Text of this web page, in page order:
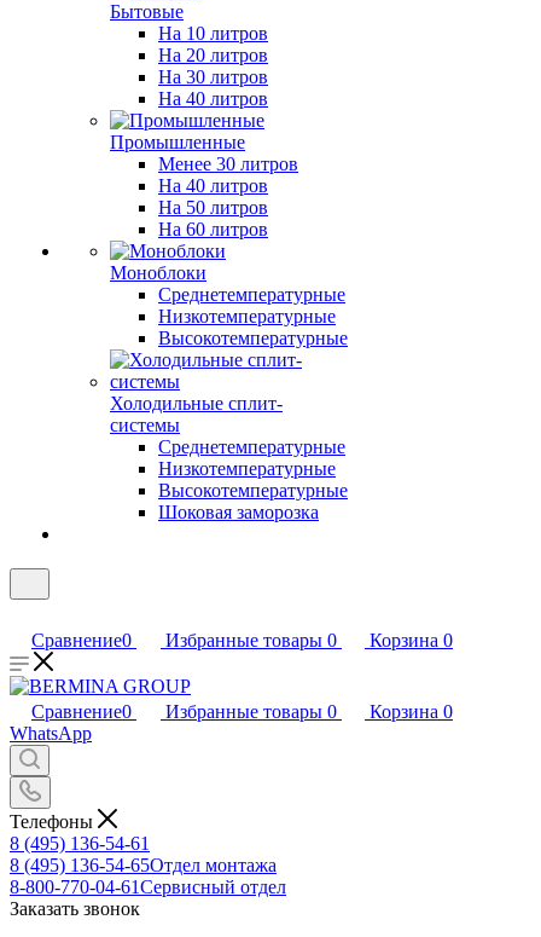
Бытовые
На 10 литров
На 20 литров
На 30 литров
На 40 литров
Промышленные
Менее 30 литров
На 40 литров
На 50 литров
На 60 литров
Моноблоки
Среднетемпературные
Низкотемпературные
Высокотемпературные
Холодильные сплит-
системы
Среднетемпературные
Низкотемпературные
Высокотемпературные
Шоковая заморозка
Сравнение0 Избранные товары 0 Корзина 0
Сравнение0 Избранные товары 0 Корзина 0
WhatsApp
Телефоны
8 (495) 136-54-61
8 (495) 136-54-65Отдел монтажа
8-800-770-04-61Сервисный отдел
Заказать звонок